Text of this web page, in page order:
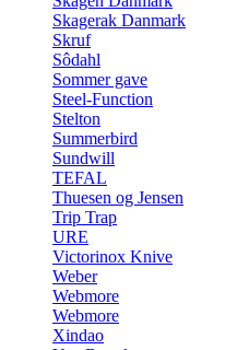
Skagerak Danmark
Skruf
Sôdahl
Sommer gave
Steel-Function
Stelton
Summerbird
Sundwill
TEFAL
Thuesen og Jensen
Trip Trap
URE
Victorinox Knive
Weber
Webmore
Webmore
Xindao